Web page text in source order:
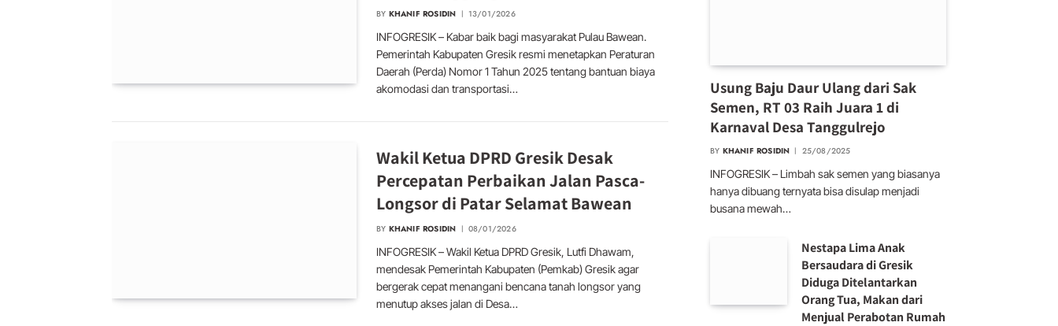
BY KHANIF ROSIDIN 13/01/2026
INFOGRESIK – Kabar baik bagi masyarakat Pulau Bawean.
Pemerintah Kabupaten Gresik resmi menetapkan Peraturan
Daerah (Perda) Nomor 1 Tahun 2025 tentang bantuan biaya
akomodasi dan transportasi…
Wakil Ketua DPRD Gresik Desak
Percepatan Perbaikan Jalan Pasca-
Longsor di Patar Selamat Bawean
BY KHANIF ROSIDIN 08/01/2026
INFOGRESIK – Wakil Ketua DPRD Gresik, Lutfi Dhawam,
mendesak Pemerintah Kabupaten (Pemkab) Gresik agar
bergerak cepat menangani bencana tanah longsor yang
menutup akses jalan di Desa…
Usung Baju Daur Ulang dari Sak
Semen, RT 03 Raih Juara 1 di
Karnaval Desa Tanggulrejo
BY KHANIF ROSIDIN 25/08/2025
INFOGRESIK – Limbah sak semen yang biasanya
hanya dibuang ternyata bisa disulap menjadi
busana mewah…
Nestapa Lima Anak
Bersaudara di Gresik
Diduga Ditelantarkan
Orang Tua, Makan dari
Menjual Perabotan Rumah